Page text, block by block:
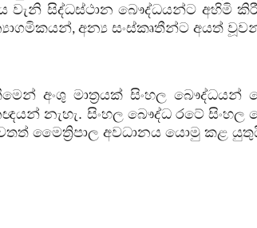
වැනි සිද්ධස්ථාන බෞද්ධයන්ට අහිමි
, අන්‍ය සංස්කෘතීන්ට අයත්
අංශු මාත්‍රයක් සිංහල බෞද්ධයන්
නැහැ. සිංහල බෞද්ධ රටේ සිංහල
මෛත්‍රිපාල අවධානය යොමු කළ